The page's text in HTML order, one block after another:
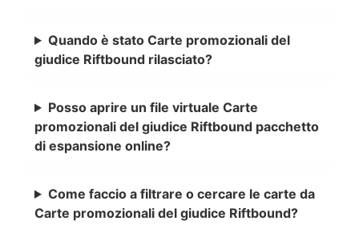
Quando è stato Carte promozionali del
giudice Riftbound rilasciato?
Posso aprire un file virtuale Carte
promozionali del giudice Riftbound pacchetto
di espansione online?
Come faccio a filtrare o cercare le carte da
Carte promozionali del giudice Riftbound?